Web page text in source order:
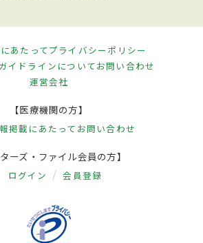
あたってプライバシーポリシー
イドラインについてお問い合わせ
運営会社
【医療機関の方】
掲載にあたって お問い合わせ
ターズ・ファイル会員の方】
ログイン 会員登録